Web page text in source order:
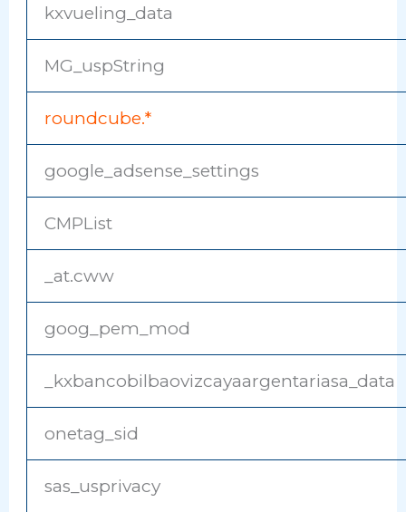
kxvueling_data
MG_uspString
roundcube.*
google_adsense_settings
CMPList
_at.cww
goog_pem_mod
_kxbancobilbaovizcayaargentariasa_data
onetag_sid
sas_usprivacy